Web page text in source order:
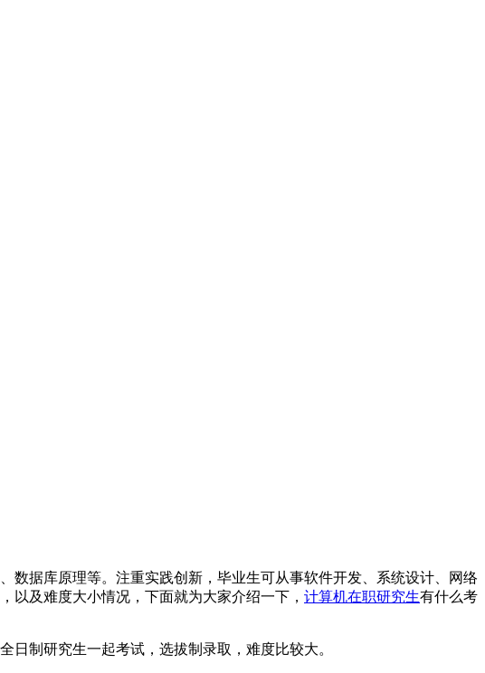
数据库原理等。注重实践创新，毕业生可从事软件开发、系统设计、网络
以及难度大小情况，下面就为大家介绍一下， 计算机在职研究生有什么考
制研究生一起考试，选拔制录取，难度比较大。